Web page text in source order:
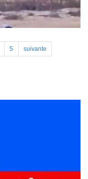
5 suivante